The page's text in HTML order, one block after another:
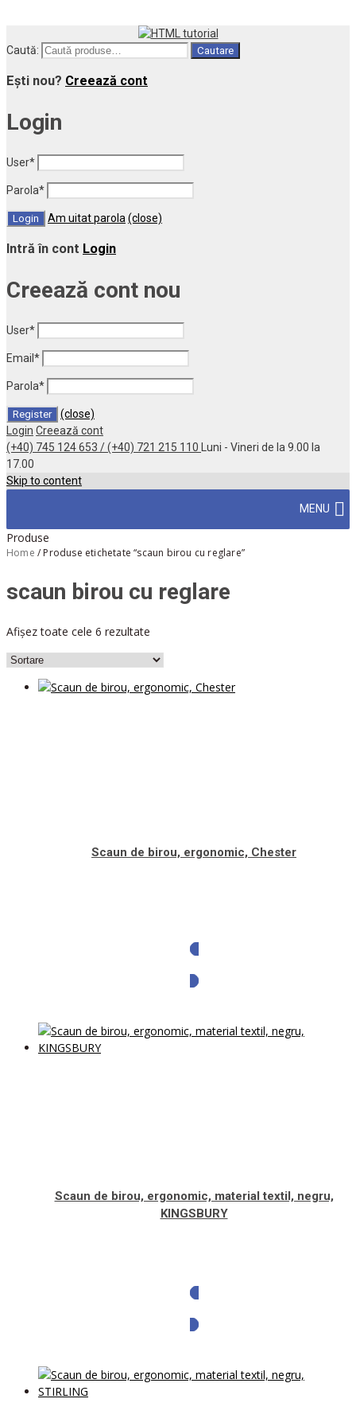
Caută: Cautare
Ești nou? Creează cont
Login
User*
Parola*
Am uitat parola (close)
Intră în cont Login
Creează cont nou
User*
Email *
Parola*
(close)
Login Creează cont
(+40) 745 124 653 / (+40) 721 215 110
Luni - Vineri de la 9.00 la
17.00
Skip to content
MENU
Produse
Home / Produse etichetate “scaun birou cu reglare”
scaun birou cu reglare
Afișez toate cele 6 rezultate
Scaun de birou, ergonomic, Chester
Scaun de birou, ergonomic, material textil, negru,
KINGSBURY